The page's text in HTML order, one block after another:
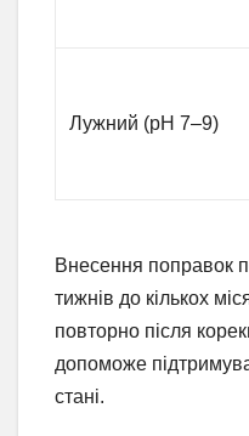
Лужний (pH 7–9)
Внесення поправок
тижнів до кількох
повторно після
допоможе
стані.